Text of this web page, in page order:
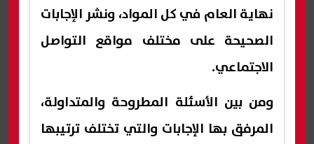
نهاية العام في كل المواد، ونشر الإجابات
الصحيحة على مختلف مواقع التواصل
الاجتماعي.
ومن بين الأسئلة المطروحة والمتداولة،
المرفق بها الإجابات والتي تختلف ترتيبها